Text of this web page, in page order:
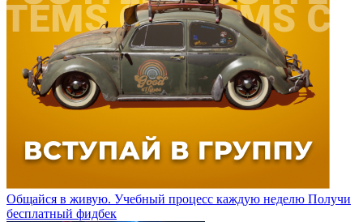
Общайся в живую. Учебный процесс каждую неделю Получи
бесплатный фидбек